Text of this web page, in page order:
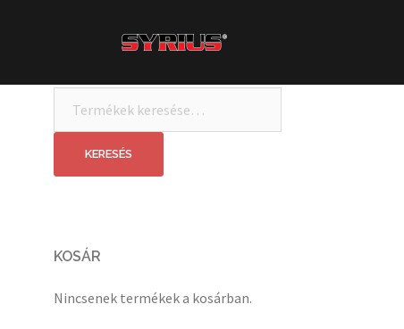
következőre:
KERESÉS
KOSÁR
Nincsenek termékek a kosárban.